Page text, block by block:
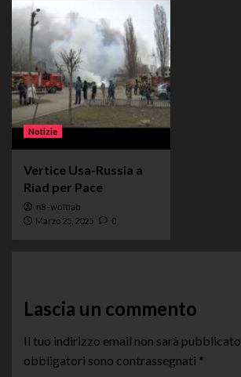
Notizie
Vertice Usa-Russia a
Riad per Pace
n8-woltlab
Marzo 25, 2025 0
Lascia un commento
Il tuo indirizzo email non sarà pubblicato.
obbligatori sono contrassegnati *